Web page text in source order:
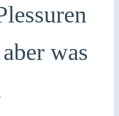
was